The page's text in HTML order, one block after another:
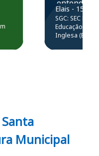
entender e
prática
resolução
questões.”
Elais - 15/07/
SGC: SEC BA
Educação
Inglesa (Edital
Municipal